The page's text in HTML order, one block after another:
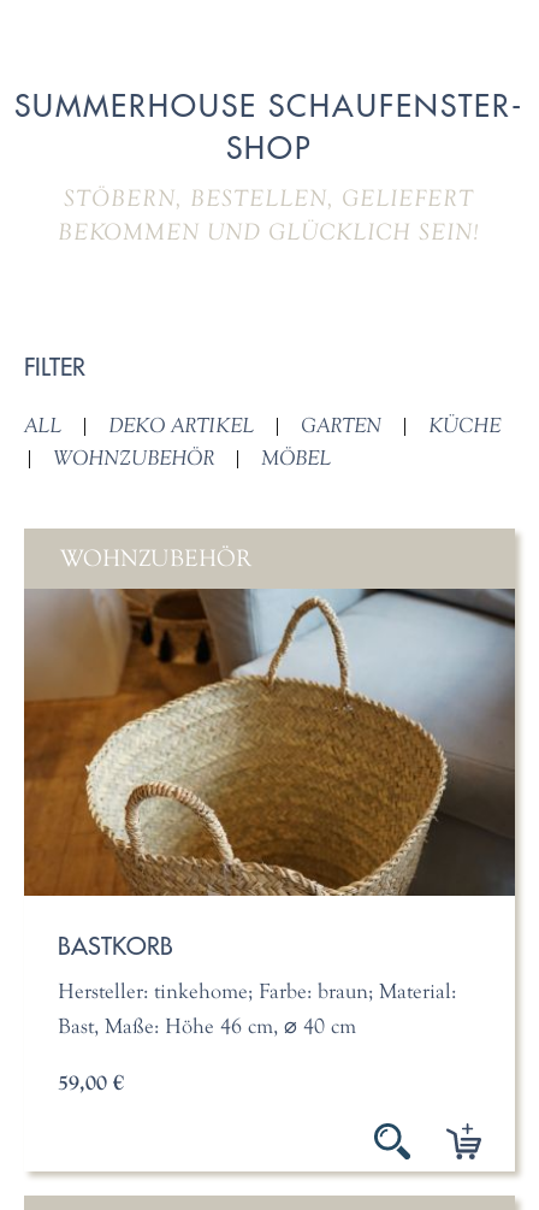
SUMMERHOUSE SCHAUFENSTER-
SHOP
STÖBERN, BESTELLEN, GELIEFERT
BEKOMMEN UND GLÜCKLICH SEIN!
FILTER
ALL | DEKO ARTIKEL | GARTEN |
KÜCHE
|
WOHNZUBEHÖR | MÖBEL
WOHNZUBEHÖR
BASTKORB
Hersteller: tinkehome; Farbe: braun; Material:
Bast, Maße: Höhe 46 cm, ⌀ 40 cm
59,00 €